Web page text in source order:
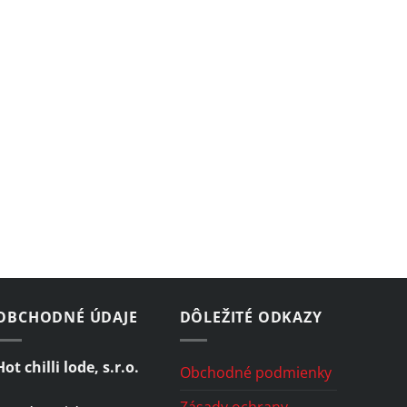
ÚDAJE
chilli lode, s.r.o.
DÔLEŽITÉ ODKAZY
Obchodné podmienky